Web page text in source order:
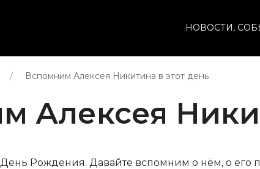
НОВОСТИ,
Вспомним Алексея Никитина в этот день
Алексея
Рождения. Давайте вспомним о нём, о его